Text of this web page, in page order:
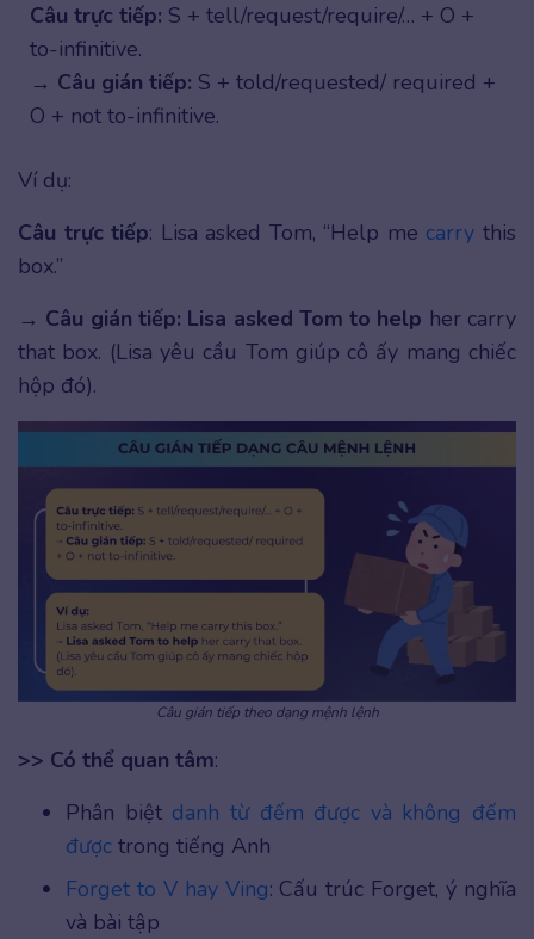
Câu trực tiếp: S + tell/request/require/… + O +
to-infinitive.
→ Câu gián tiếp: S + told/requested/ required +
O + not to-infinitive.
Ví dụ:
Câu trực tiếp: Lisa asked Tom, “Help me carry this
box.”
→ Câu gián tiếp: Lisa asked Tom to help her carry
that box. (Lisa yêu cầu Tom giúp cô ấy mang chiếc
hộp đó).
Câu gián tiếp theo dạng mệnh lệnh
>> Có thể quan tâm:
Phân biệtdanh từ đếm được và không đếm
được trong tiếng Anh
Forget to V hay Ving: Cấu trúc Forget, ý nghĩa
và bài tập